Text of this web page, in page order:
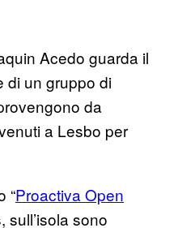
Acedo guarda il
di un gruppo di
da
a Lesbo per
“Proactiva Open
sull’isola sono